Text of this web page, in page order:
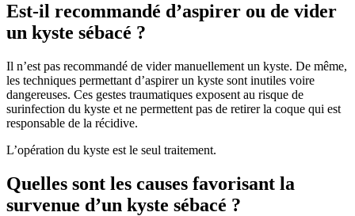
Est-il recommandé d’aspirer ou de vider
un kyste sébacé ?
Il n’est pas recommandé de vider manuellement un kyste. De même,
les techniques permettant d’aspirer un kyste sont inutiles voire
dangereuses. Ces gestes traumatiques exposent au risque de
surinfection du kyste et ne permettent pas de retirer la coque qui est
responsable de la récidive.
L’opération du kyste est le seul traitement.
Quelles sont les causes favorisant la
survenue d’un kyste sébacé ?